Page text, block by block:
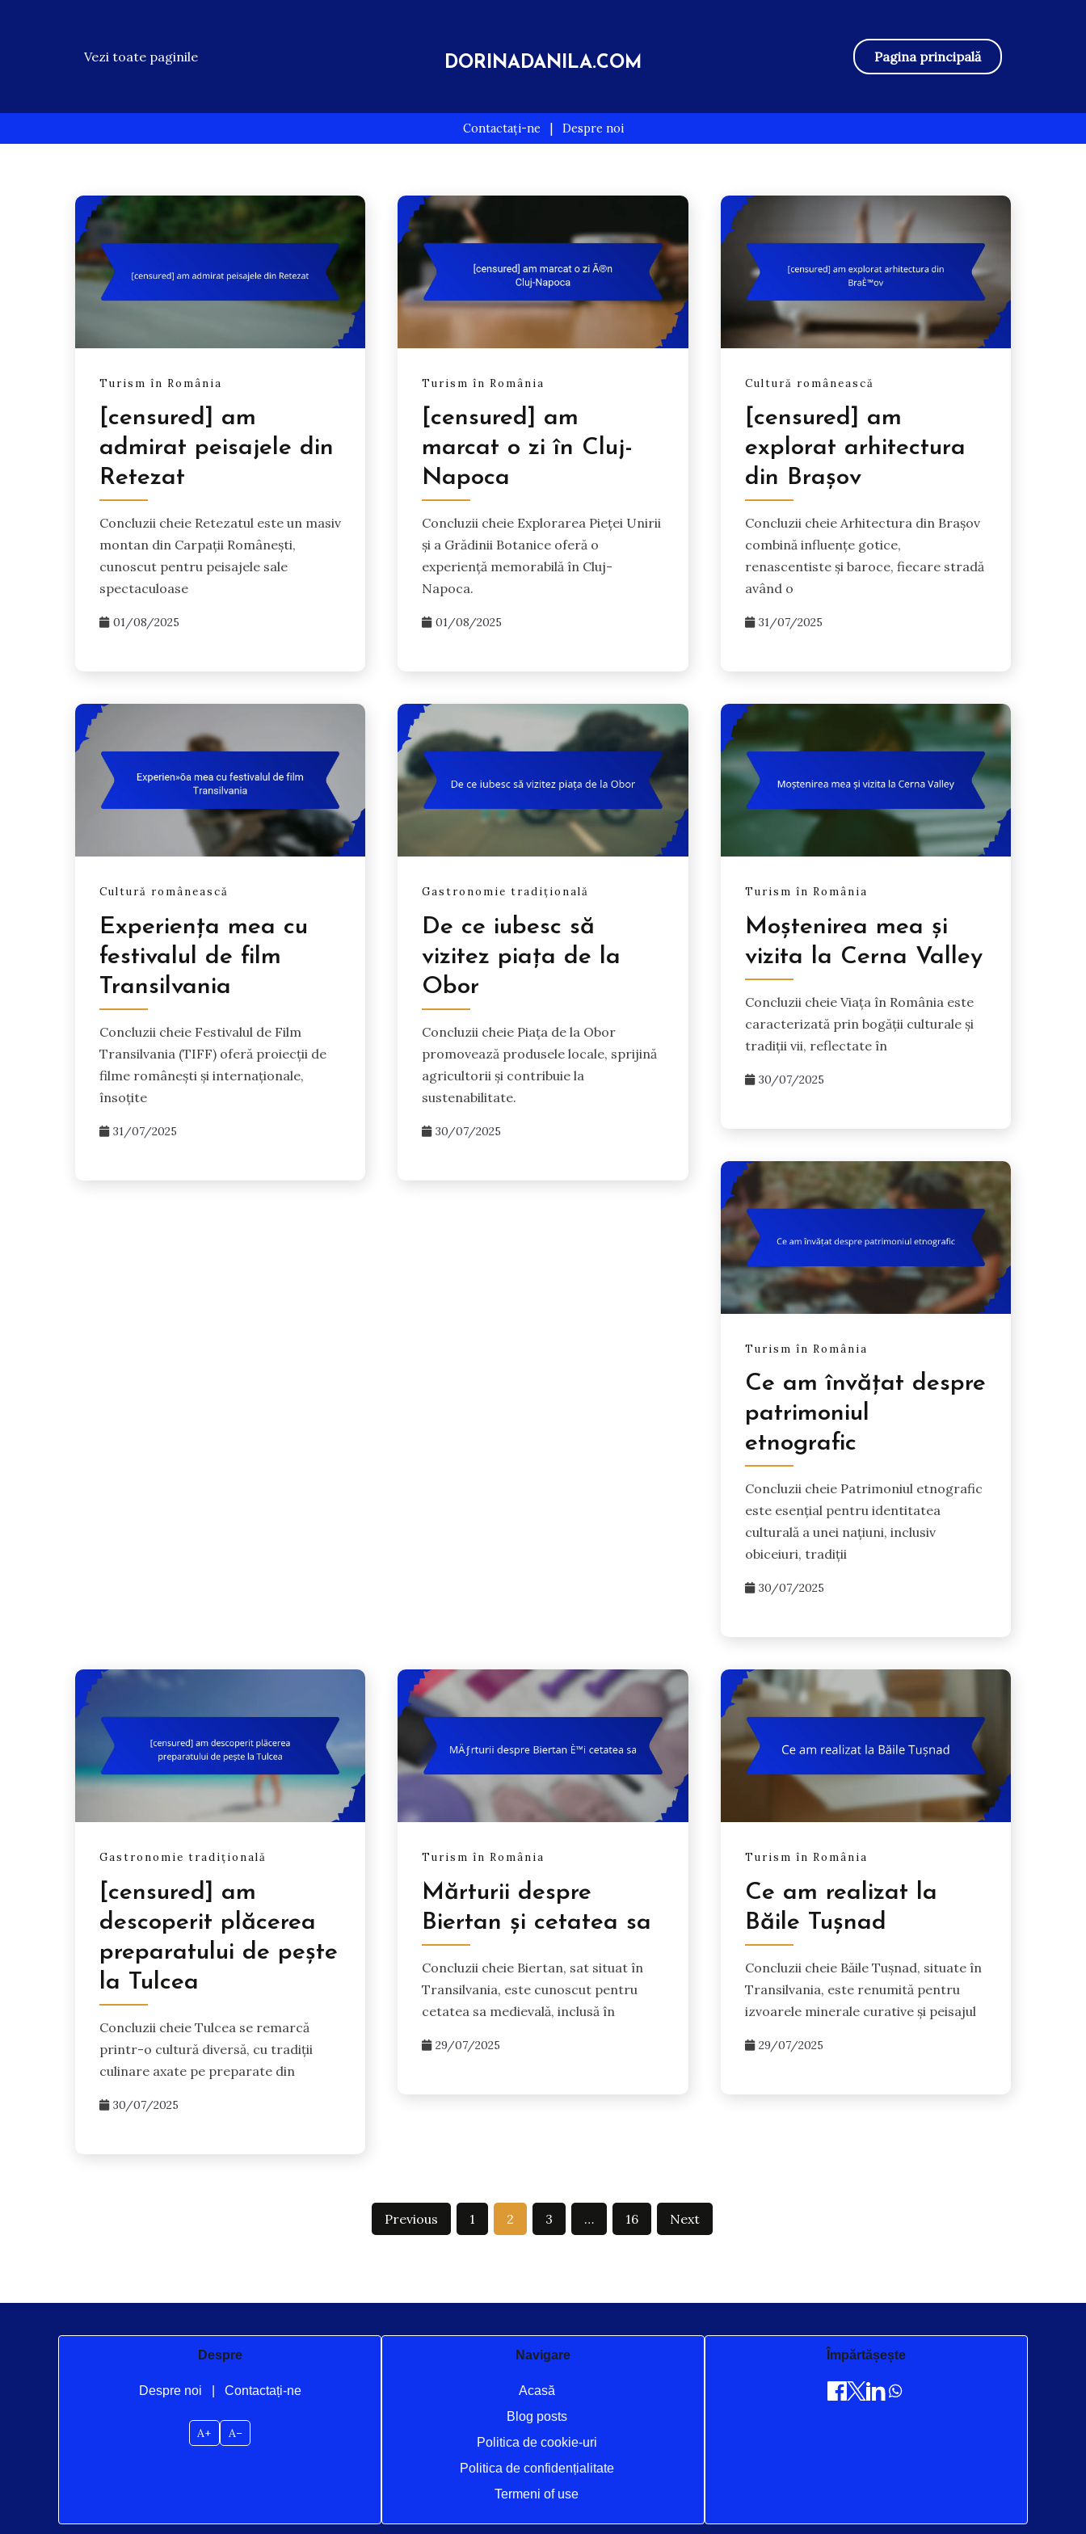
Vezi toate paginile DORINADANILA.COM Pagina principală
Contactați-ne Despre noi
Turism în România
[censured] am
admirat peisajele din
Retezat
Concluzii cheie Retezatul este un masiv
montan din Carpații Românești,
cunoscut pentru peisajele sale
spectaculoase
01/08/2025
Turism în România
[censured] am
marcat o zi în Cluj-
Napoca
Concluzii cheie Explorarea Pieței Unirii
și a Grădinii Botanice oferă o
experiență memorabilă în Cluj-
Napoca.
01/08/2025
Cultură românească
[censured] am
explorat arhitectura
din Brașov
Concluzii cheie Arhitectura din Brașov
combină influențe gotice,
renascentiste și baroce, fiecare stradă
având o
31/07/2025
Cultură românească
Experiența mea cu
festivalul de film
Transilvania
Concluzii cheie Festivalul de Film
Transilvania (TIFF) oferă proiecții de
filme românești și internaționale,
însoțite
31/07/2025
Gastronomie tradițională
De ce iubesc să
vizitez piața de la
Obor
Concluzii cheie Piața de la Obor
promovează produsele locale, sprijină
agricultorii și contribuie la
sustenabilitate.
30/07/2025
Turism în România
Moștenirea mea și
vizita la Cerna Valley
Concluzii cheie Viața în România este
caracterizată prin bogății culturale și
tradiții vii, reflectate în
30/07/2025
Turism în România
Ce am învățat despre
patrimoniul
etnografic
Concluzii cheie Patrimoniul etnografic
este esențial pentru identitatea
culturală a unei națiuni, inclusiv
obiceiuri, tradiții
30/07/2025
Gastronomie tradițională
[censured] am
descoperit plăcerea
preparatului de pește
la Tulcea
Concluzii cheie Tulcea se remarcă
printr-o cultură diversă, cu tradiții
culinare axate pe preparate din
30/07/2025
Turism în România
Mărturii despre
Biertan și cetatea sa
Concluzii cheie Biertan, sat situat în
Transilvania, este cunoscut pentru
cetatea sa medievală, inclusă în
29/07/2025
Turism în România
Ce am realizat la
Băile Tușnad
Concluzii cheie Băile Tușnad, situate în
Transilvania, este renumită pentru
izvoarele minerale curative și peisajul
29/07/2025
Previous 1 2 3 … 16 Next
Despre
Despre noi Contactați-ne
A+ A–
Navigare
Acasă
Blog posts
Politica de cookie-uri
Politica de confidențialitate
Termeni of use
Împărtășește